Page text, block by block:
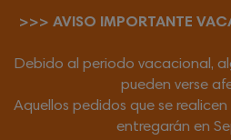
>>> AVISO IMPORTANTE
Debido al periodo vacacional,
pueden verse
Aquellos pedidos que se
entregarán en